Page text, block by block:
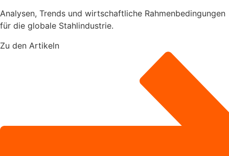
Analysen, Trends und wirtschaftliche Rahmenbedingungen
für die globale Stahlindustrie.
Zu den Artikeln